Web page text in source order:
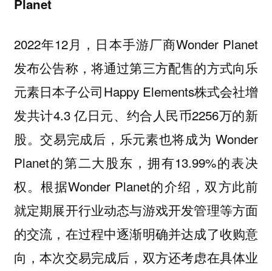
Planet
2022年12月，日本手游厂商Wonder Planet
发布公告称，将通过第三方配售的方式向乐
元素日本子公司Happy Elements株式会社增
发共计4.3 亿日元、约合人民币2256万的新
股。交易完成后，乐元素也将成为 Wonder
Planet的第二大股东，拥有13.99%的表决
权。根据Wonder Planet的介绍，双方此前
就定期展开行业动态与游戏开发管理等方面
的交流，在过程中逐渐明确并达成了收购意
向，本次交易完成后，双方还考虑在具体业